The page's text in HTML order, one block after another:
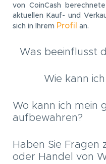
von CoinCash
aktuellen Kauf- und
sich in Ihrem Profil an.
Was beeinflusst
Wie kann
Wo kann ich mein
aufbewahren?
Haben Sie Fragen
oder Handel von